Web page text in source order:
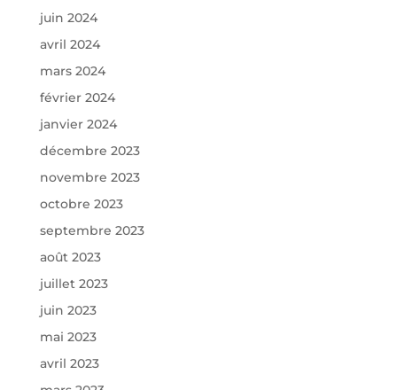
juin 2024
avril 2024
mars 2024
février 2024
janvier 2024
décembre 2023
novembre 2023
octobre 2023
septembre 2023
août 2023
juillet 2023
juin 2023
mai 2023
avril 2023